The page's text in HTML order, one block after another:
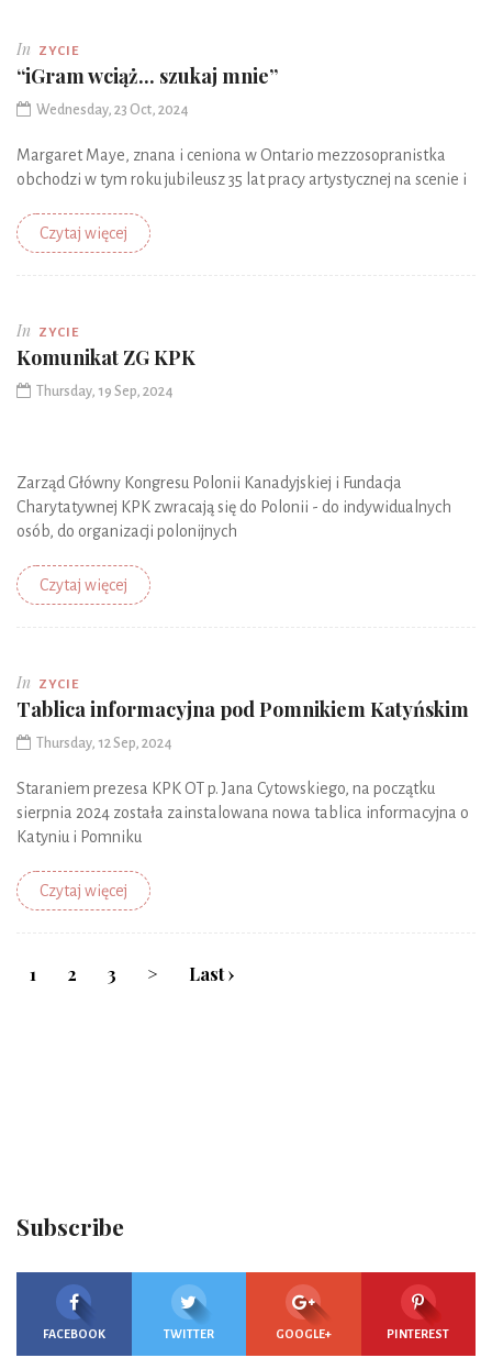
In ZYCIE
“iGram wciąż... szukaj mnie”
Wednesday, 23 Oct, 2024
Margaret Maye, znana i ceniona w Ontario mezzosopranistka
obchodzi w tym roku jubileusz 35 lat pracy artystycznej na scenie i
Czytaj więcej
In ZYCIE
Komunikat ZG KPK
Thursday, 19 Sep, 2024
Zarząd Główny Kongresu Polonii Kanadyjskiej i Fundacja
Charytatywnej KPK zwracają się do Polonii - do indywidualnych
osób, do organizacji polonijnych
Czytaj więcej
In ZYCIE
Tablica informacyjna pod Pomnikiem Katyńskim
Thursday, 12 Sep, 2024
Staraniem prezesa KPK OT p. Jana Cytowskiego, na początku
sierpnia 2024 została zainstalowana nowa tablica informacyjna o
Katyniu i Pomniku
Czytaj więcej
1 2 3 > Last ›
Subscribe
FACEBOOK TWITTER GOOGLE+ PINTEREST